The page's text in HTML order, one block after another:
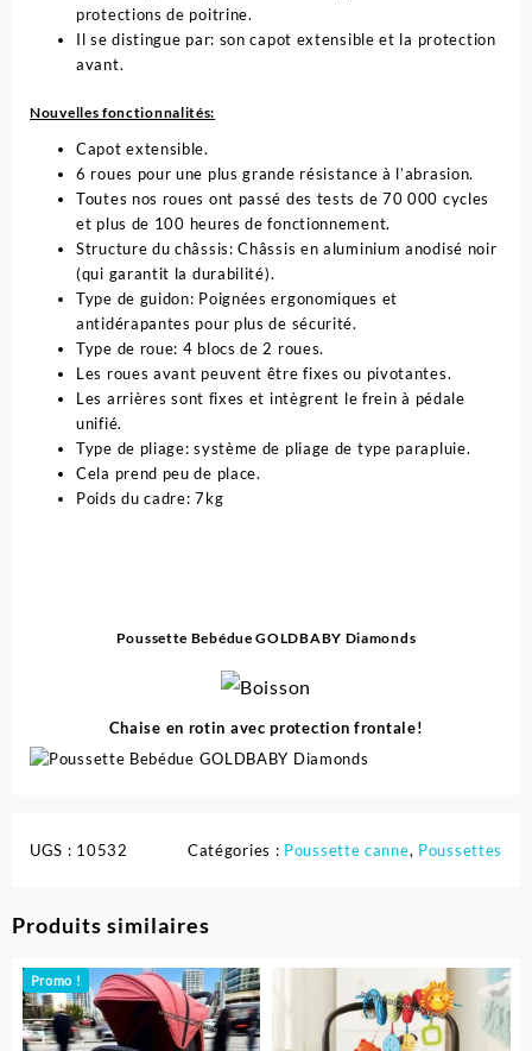
protections de poitrine.
Il se distingue par: son capot extensible et la protection
avant.
Nouvelles fonctionnalités:
Capot extensible.
6 roues pour une plus grande résistance à l’abrasion.
Toutes nos roues ont passé des tests de 70 000 cycles
et plus de 100 heures de fonctionnement.
Structure du châssis: Châssis en aluminium anodisé noir
(qui garantit la durabilité).
Type de guidon: Poignées ergonomiques et
antidérapantes pour plus de sécurité.
Type de roue: 4 blocs de 2 roues.
Les roues avant peuvent être fixes ou pivotantes.
Les arrières sont fixes et intègrent le frein à pédale
unifié.
Type de pliage: système de pliage de type parapluie.
Cela prend peu de place.
Poids du cadre: 7kg
Poussette Bebédue GOLDBABY Diamonds
Chaise en rotin avec protection frontale!
UGS : 10532 Catégories : Poussette canne, Poussettes
Produits similaires
Promo !